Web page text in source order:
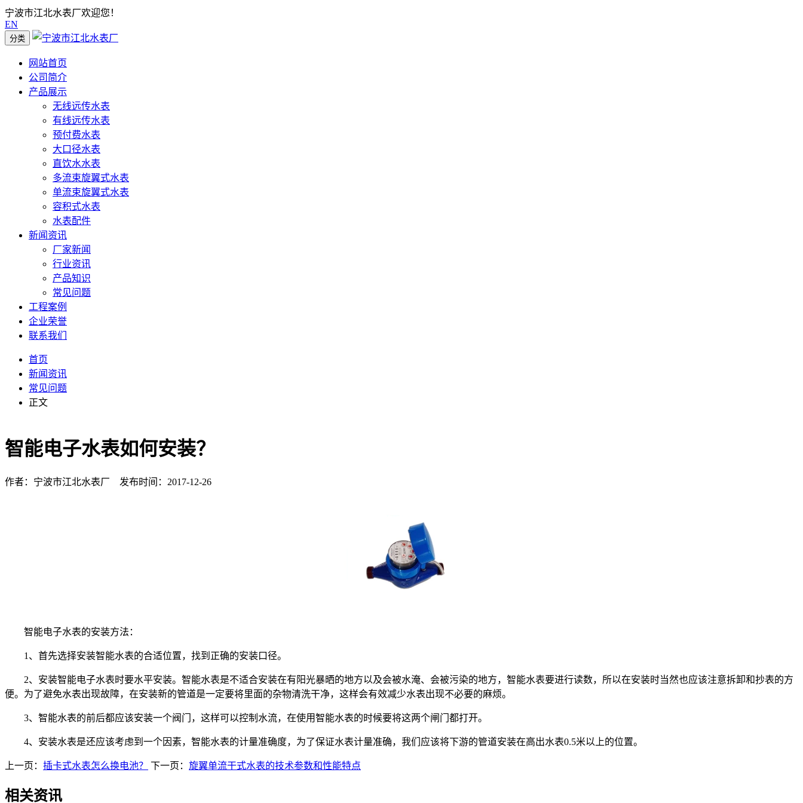
宁波市江北水表厂欢迎您！
EN
分类
网站首页
公司简介
产品展示
无线远传水表
有线远传水表
预付费水表
大口径水表
直饮水水表
多流束旋翼式水表
单流束旋翼式水表
容积式水表
水表配件
新闻资讯
厂家新闻
行业资讯
产品知识
常见问题
工程案例
企业荣誉
联系我们
首页
新闻资讯
常见问题
正文
智能电子水表如何安装？
作者：宁波市江北水表厂 发布时间：2017-12-26
智能电子水表的安装方法：
1、首先选择安装智能水表的合适位置，找到正确的安装口径。
2、安装智能电子水表时要水平安装。智能水表是不适合安装在有阳光暴晒的地方以及会被水淹、会被污染的地方，智能水表要进行读数，所以在安装时当然也应该注意拆卸和抄表的方
便。为了避免水表出现故障，在安装新的管道是一定要将里面的杂物清洗干净，这样会有效减少水表出现不必要的麻烦。
3、智能水表的前后都应该安装一个阀门，这样可以控制水流，在使用智能水表的时候要将这两个闸门都打开。
4、安装水表是还应该考虑到一个因素，智能水表的计量准确度，为了保证水表计量准确，我们应该将下游的管道安装在高出水表0.5米以上的位置。
上一页： 插卡式水表怎么换电池？ 下一页： 旋翼单流干式水表的技术参数和性能特点
相关资讯